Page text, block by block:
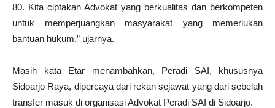
80. Kita ciptakan Advokat yang berkualitas dan berkompeten
untuk memperjuangkan masyarakat yang memerlukan
bantuan hukum,” ujarnya.
Masih kata Etar menambahkan, Peradi SAI, khususnya
Sidoarjo Raya, dipercaya dari rekan sejawat yang dari sebelah
transfer masuk di organisasi Advokat Peradi SAI di Sidoarjo.